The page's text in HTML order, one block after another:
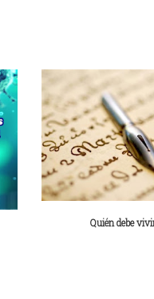
Quién debe